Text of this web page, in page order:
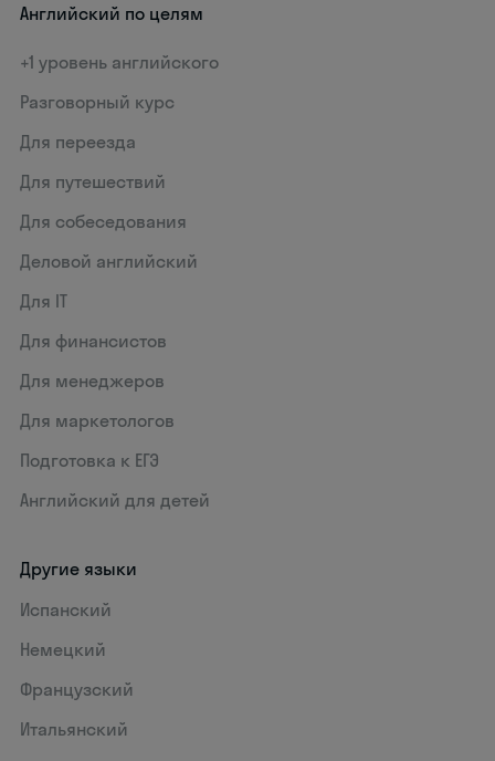
Английский по целям
+1 уровень английского
Разговорный курс
Для переезда
Для путешествий
Для собеседования
Деловой английский
Для IT
Для финансистов
Для менеджеров
Для маркетологов
Подготовка к ЕГЭ
Английский для детей
Другие языки
Испанский
Немецкий
Французский
Итальянский